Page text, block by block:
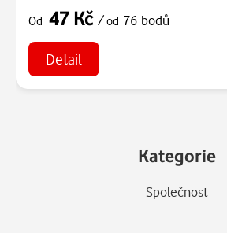
Od 47 Kč /od 76 bodů
Detail
Kategorie
Společnost